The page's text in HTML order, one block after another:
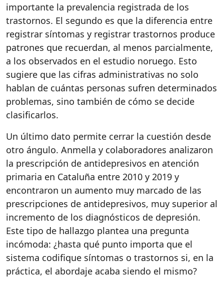
importante la prevalencia registrada de los
trastornos. El segundo es que la diferencia entre
registrar síntomas y registrar trastornos produce
patrones que recuerdan, al menos parcialmente,
a los observados en el estudio noruego. Esto
sugiere que las cifras administrativas no solo
hablan de cuántas personas sufren determinados
problemas, sino también de cómo se decide
clasificarlos.
Un último dato permite cerrar la cuestión desde
otro ángulo. Anmella y colaboradores analizaron
la prescripción de antidepresivos en atención
primaria en Cataluña entre 2010 y 2019 y
encontraron un aumento muy marcado de las
prescripciones de antidepresivos, muy superior al
incremento de los diagnósticos de depresión.
Este tipo de hallazgo plantea una pregunta
incómoda: ¿hasta qué punto importa que el
sistema codifique síntomas o trastornos si, en la
práctica, el abordaje acaba siendo el mismo?